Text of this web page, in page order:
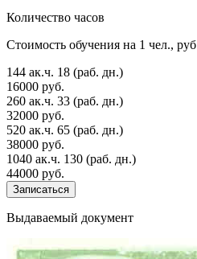
Количество часов
Стоимость обучения на 1 чел., руб
144 ак.ч. 18 (раб. дн.)
16000 руб.
260 ак.ч. 33 (раб. дн.)
32000 руб.
520 ак.ч. 65 (раб. дн.)
38000 руб.
1040 ак.ч. 130 (раб. дн.)
44000 руб.
Записаться
Выдаваемый документ